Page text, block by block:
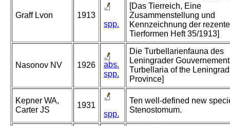
Graff Lvon
1913
spp.
[Das Tierreich, Eine
Zusammenstellung und
Kennzeichnung der
Tierformen Heft 35/1913]
Nasonov NV 1926
abs.
spp.
Die Turbellarienfauna des
Leningrader
Turbellaria of the Leningrad
Province]
Kepner WA,
Carter JS
1931
spp.
Ten well-defined new
Stenostomum.